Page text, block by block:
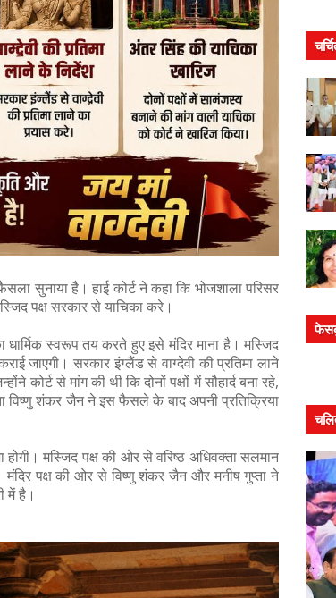
सुनाया है। हाई कोर्ट ने कहा कि भोजशाला परिसर
पक्ष सरकार से याचिका करे।
धार्मिक स्वरूप तय करते हुए इसे मंदिर माना है। मस्जिद
जाएगी। सरकार इंग्लैंड से वाग्देवी की प्रतिमा लाने
कोर्ट से मांग की थी कि दोनों पक्षों में सौहार्द बना रहे,
विष्णु शंकर जैन ने इस फैसले के बाद अपनी प्रतिक्रिया
मस्जिद पक्ष की ओर से वरिष्ठ अधिवक्ता सलमान
पक्ष की ओर से विष्णु शंकर जैन और मनीष गुप्ता ने
में है।